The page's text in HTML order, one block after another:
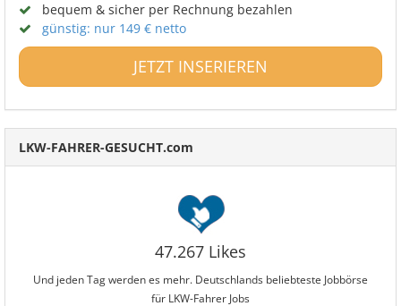
bequem & sicher per Rechnung bezahlen
günstig: nur 149 € netto
JETZT INSERIEREN
LKW-FAHRER-GESUCHT.com
47.267 Likes
Und jeden Tag werden es mehr. Deutschlands beliebteste Jobbörse
für LKW-Fahrer Jobs